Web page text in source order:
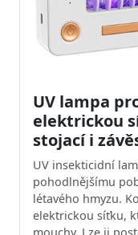
UV lampa
elektrickou
stojací i
UV insekticidní
pohodlnějšímu
létavého hmyzu.
elektrickou síťku,
mouchy. Lze ji